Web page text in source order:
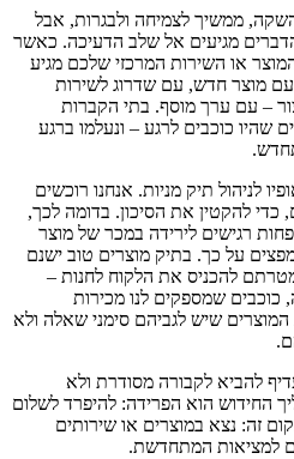
ממשיך לצמיחה ולבגרות, אבל
מגיעים אל שלב הדעיכה. כאשר
או השירות המרכזי שלכם מגיע
עם מוצר חדש, עם שדרוג לשירות
– עם ערך מוסף. בתי הקברות
שהיו כוכבים לרגע – ונעלמו ברגע
לניהול תיק מניות. אנחנו רוכשים
כדי להקטין את הסיכון. בדומה לכך,
רגישים לירידה במכר של מוצר
על כך. בתיק מוצרים טוב ישנם
להכניס את הלקוח לחנות –
כוכבים שמספקים לנו מכירות
המוצרים שיש לגביהם סימני שאלה ולא
להביא לקבורה מסודרת ולא
החידוש הוא הפרידה: להיפרד לשלום
זה: נצא במוצרים או שירותים
למציאות המתחדשת.